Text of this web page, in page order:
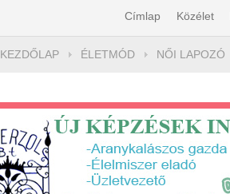
Címlap Közélet
KEZDŐLAP ÉLETMÓD NŐI LAPOZÓ